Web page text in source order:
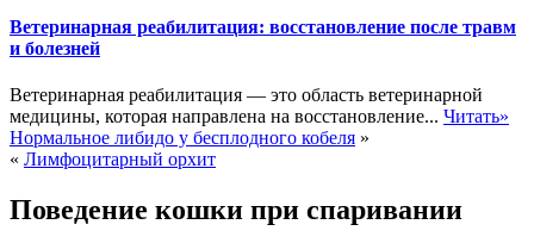
Ветеринарная реабилитация: восстановление после травм
и болезней
Ветеринарная реабилитация — это область ветеринарной
медицины, которая направлена на восстановление... Читать»
Нормальное либидо у бесплодного кобеля »
« Лимфоцитарный орхит
Поведение кошки при спаривании